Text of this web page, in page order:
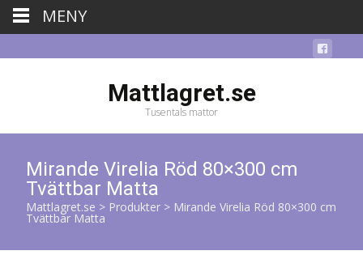
Mattlagret.se
Tusentals mattor
Mirande Virelia Röd 80×300 cm
Tvättbar Matta
Mattlagret.se > Produkter > Mirande Virelia Röd 80×300 cm
Tvättbar Matta
MENY